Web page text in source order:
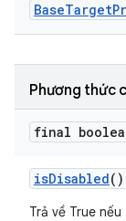
BaseTarget
Phương thức
final
isDisabled()
Trả về True